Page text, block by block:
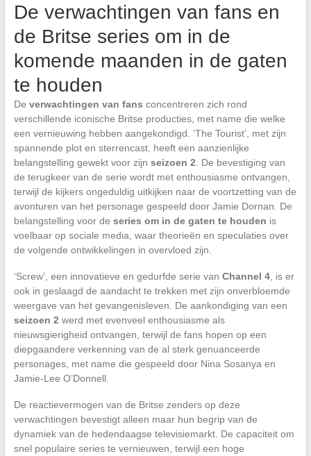
De verwachtingen van fans en
de Britse series om in de
komende maanden in de gaten
te houden
De verwachtingen van fans concentreren zich rond
verschillende iconische Britse producties, met name die welke
een vernieuwing hebben aangekondigd. ‘The Tourist’, met zijn
spannende plot en sterrencast, heeft een aanzienlijke
belangstelling gewekt voor zijn seizoen 2 . De bevestiging van
de terugkeer van de serie wordt met enthousiasme ontvangen,
terwijl de kijkers ongeduldig uitkijken naar de voortzetting van de
avonturen van het personage gespeeld door Jamie Dornan. De
belangstelling voor de series om in de gaten te houden is
voelbaar op sociale media, waar theorieën en speculaties over
de volgende ontwikkelingen in overvloed zijn.
‘Screw’, een innovatieve en gedurfde serie van Channel 4, is er
ook in geslaagd de aandacht te trekken met zijn onverbloemde
weergave van het gevangenisleven. De aankondiging van een
seizoen 2 werd met evenveel enthousiasme als
nieuwsgierigheid ontvangen, terwijl de fans hopen op een
diepgaandere verkenning van de al sterk genuanceerde
personages, met name die gespeeld door Nina Sosanya en
Jamie-Lee O’Donnell.
De reactievermogen van de Britse zenders op deze
verwachtingen bevestigt alleen maar hun begrip van de
dynamiek van de hedendaagse televisiemarkt. De capaciteit om
snel populaire series te vernieuwen, terwijl een hoge